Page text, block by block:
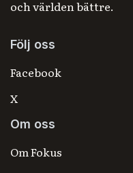
och världen bättre.
Följ oss
Facebook
X
Om oss
Om Fokus